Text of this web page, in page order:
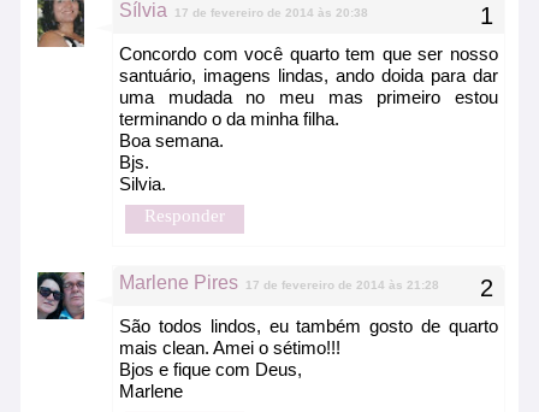
Sílvia 17 de fevereiro de 2014 às 20:38
Concordo com você quarto tem que ser nosso
santuário, imagens lindas, ando doida para dar
uma mudada no meu mas primeiro estou
terminando o da minha filha.
Boa semana.
Bjs.
Silvia.
Responder
Marlene Pires 17 de fevereiro de 2014 às 21:28
São todos lindos, eu também gosto de quarto
mais clean. Amei o sétimo!!!
Bjos e fique com Deus,
Marlene